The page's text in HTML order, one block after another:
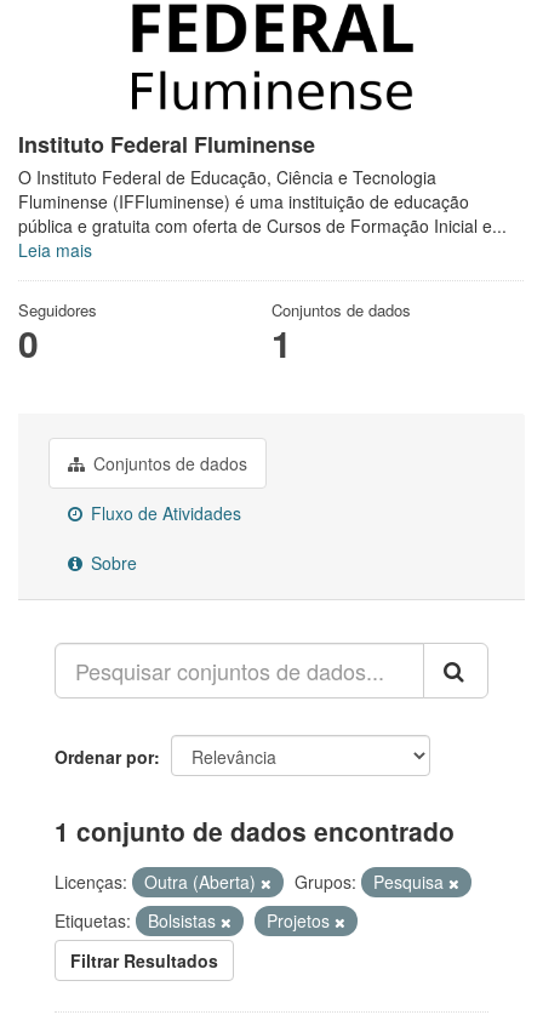
Instituto Federal Fluminense
O Instituto Federal de Educação, Ciência e Tecnologia
Fluminense (IFFluminense) é uma instituição de educação
pública e gratuita com oferta de Cursos de Formação Inicial e...
Leia mais
Seguidores
0
Conjuntos de dados
1
Conjuntos de dados
Fluxo de Atividades
Sobre
Ordenar por
1 conjunto de dados encontrado
Licenças: Outra (Aberta) Grupos:
Pesquisa
Etiquetas:
Bolsistas
Projetos
Filtrar Resultados